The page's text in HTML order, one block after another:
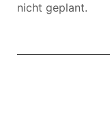
nicht geplant.